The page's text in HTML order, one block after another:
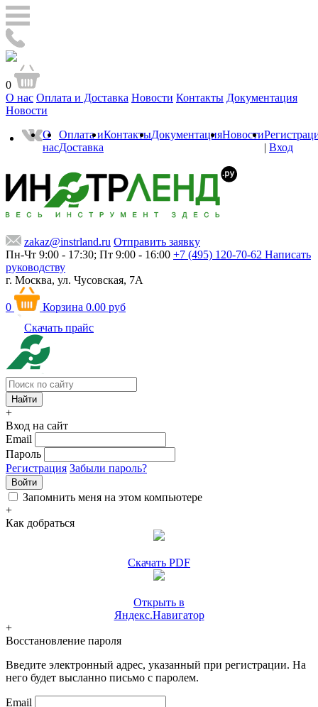
0
О нас Оплата и Доставка Новости Контакты Документация
Новости
О
нас
Оплата и
Доставка
КонтактыДокументацияНовости
| Вход
zakaz@instrland.ru Отправить заявку
Пн-Чт 9:00 - 17:30; Пт 9:00 - 16:00 +7 (495) 120-70-62 Написать
руководству
г. Москва, ул. Чусовская, 7А
0 Корзина 0.00 руб
Скачать прайс
+
Вход на сайт
Email
Пароль
Регистрация Забыли пароль?
Войти
Запомнить меня на этом компьютере
+
Как добраться
Скачать PDF
Открыть в
Яндекс.Навигатор
+
Восстановление пароля
Введите электронный адрес, указанный при регистрации. На
него будет высланно письмо с паролем.
Email